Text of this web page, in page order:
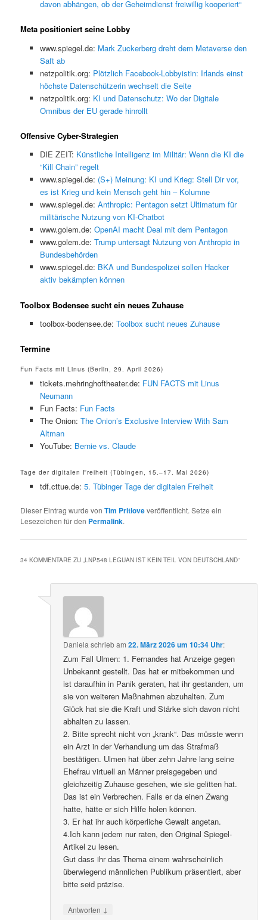
davon abhängen, ob der Geheimdienst freiwillig kooperiert“
Meta positioniert seine Lobby
www.spiegel.de: Mark Zuckerberg dreht dem Metaverse den
Saft ab
netzpolitik.org: Plötzlich Facebook-Lobbyistin: Irlands einst
höchste Datenschützerin wechselt die Seite
netzpolitik.org: KI und Datenschutz: Wo der Digitale
Omnibus der EU gerade hinrollt
Offensive Cyber-Strategien
DIE ZEIT: Künstliche Intelligenz im Militär: Wenn die KI die
“Kill Chain” regelt
www.spiegel.de: (S+) Meinung: KI und Krieg: Stell Dir vor,
es ist Krieg und kein Mensch geht hin – Kolumne
www.spiegel.de: Anthropic: Pentagon setzt Ultimatum für
militärische Nutzung von KI-Chatbot
www.golem.de: OpenAI macht Deal mit dem Pentagon
www.golem.de: Trump untersagt Nutzung von Anthropic in
Bundesbehörden
www.spiegel.de: BKA und Bundespolizei sollen Hacker
aktiv bekämpfen können
Toolbox Bodensee sucht ein neues Zuhause
toolbox-bodensee.de: Toolbox sucht neues Zuhause
Termine
Fun Facts mit Linus (Berlin, 29. April 2026)
tickets.mehringhoftheater.de: FUN FACTS mit Linus
Neumann
Fun Facts: Fun Facts
The Onion: The Onion’s Exclusive Interview With Sam
Altman
YouTube: Bernie vs. Claude
Tage der digitalen Freiheit (Tübingen, 15.–17. Mai 2026)
tdf.cttue.de: 5. Tübinger Tage der digitalen Freiheit
Dieser Eintrag wurde vonTim Pritloveveröffentlicht. Setze ein
Lesezeichen für den Permalink.
34 KOMMENTARE ZU „LNP548 LEGUAN IST KEIN TEIL VON DEUTSCHLAND“
Daniela schriebam22. März 2026 um 10:34 Uhr:
Zum Fall Ulmen: 1. Fernandes hat Anzeige gegen
Unbekannt gestellt. Das hat er mitbekommen und
ist daraufhin in Panik geraten, hat ihr gestanden, um
sie von weiteren Maßnahmen abzuhalten. Zum
Glück hat sie die Kraft und Stärke sich davon nicht
abhalten zu lassen.
2. Bitte sprecht nicht von „krank“. Das müsste wenn
ein Arzt in der Verhandlung um das Strafmaß
bestätigen. Ulmen hat über zehn Jahre lang seine
Ehefrau virtuell an Männer preisgegeben und
gleichzeitig Zuhause gesehen, wie sie gelitten hat.
Das ist ein Verbrechen. Falls er da einen Zwang
hatte, hätte er sich Hilfe holen können.
3. Er hat ihr auch körperliche Gewalt angetan.
4.Ich kann jedem nur raten, den Original Spiegel-
Artikel zu lesen.
Gut dass ihr das Thema einem wahrscheinlich
überwiegend männlichen Publikum präsentiert, aber
bitte seid präzise.
Antworten ↓